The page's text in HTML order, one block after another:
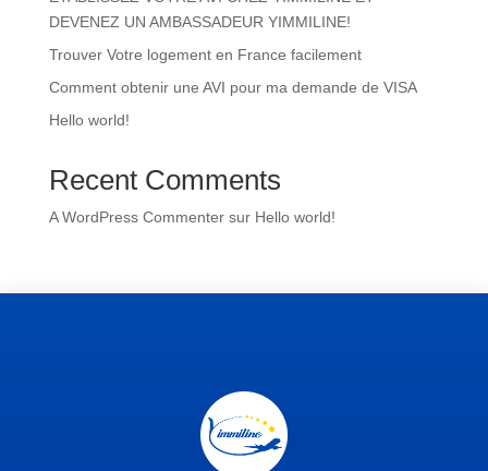
DEVENEZ UN AMBASSADEUR YIMMILINE!
Trouver Votre logement en France facilement
Comment obtenir une AVI pour ma demande de VISA
Hello world!
Recent Comments
A WordPress Commentersur Hello world!